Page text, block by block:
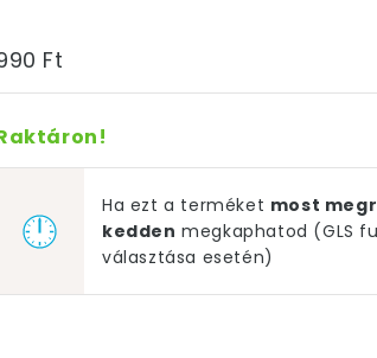
Ft
Ha ezt a terméket most
kedden megkaphatod (GLS
választása esetén)